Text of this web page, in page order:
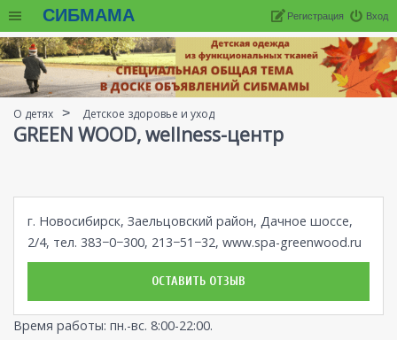
СИБМАМА Вход
Регистрация
О детях Детское здоровье и уход
GREEN WOOD, wellness-центр
г. Новосибирск, Заельцовский район, Дачное шоссе,
2/4, тел. 383−0−300, 213−51−32, www.spa-greenwood.ru
ОСТАВИТЬ ОТЗЫВ
Время работы: пн.-вс. 8:00-22:00.